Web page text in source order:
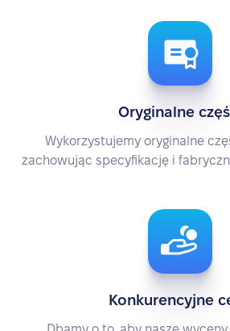
Oryginalne
Wykorzystujemy oryginalne
zachowując specyfikację i
Konkurencyjne